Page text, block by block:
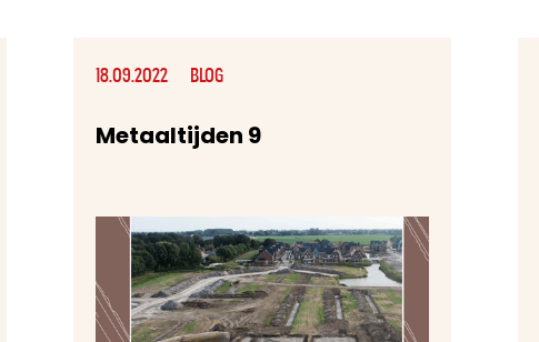
18.09.2022 BLOG
Metaaltijden 9